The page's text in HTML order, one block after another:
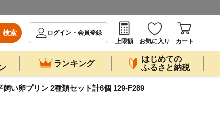
検索
ログイン・会員登録
上限額
お気に入り カート
ランキング
はじめての
ふるさと納税
い卵プリン 2種類セット計6個 129-F289